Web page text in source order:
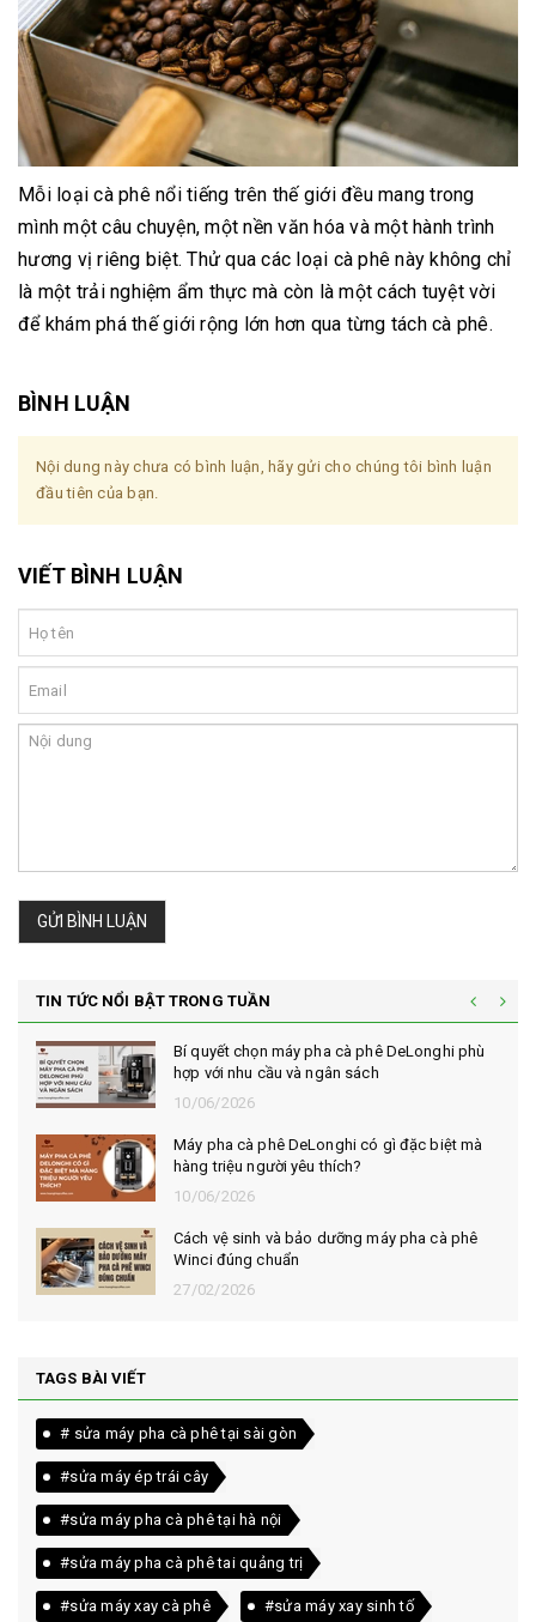
Mỗi loại cà phê nổi tiếng trên thế giới đều mang trong
mình một câu chuyện, một nền văn hóa và một hành trình
hương vị riêng biệt. Thử qua các loại cà phê này không chỉ
là một trải nghiệm ẩm thực mà còn là một cách tuyệt vời
để khám phá thế giới rộng lớn hơn qua từng tách cà phê.
BÌNH LUẬN
Nội dung này chưa có bình luận, hãy gửi cho chúng tôi bình luận
đầu tiên của bạn.
VIẾT BÌNH LUẬN
GỬI BÌNH LUẬN
TIN TỨC NỔI BẬT TRONG TUẦN
Bí quyết chọn máy pha cà phê DeLonghi phù
hợp với nhu cầu và ngân sách
10/06/2026
Máy pha cà phê DeLonghi có gì đặc biệt mà
hàng triệu người yêu thích?
10/06/2026
Cách vệ sinh và bảo dưỡng máy pha cà phê
Winci đúng chuẩn
27/02/2026
TAGS BÀI VIẾT
# sửa máy pha cà phê tại sài gòn
#sửa máy ép trái cây
#sửa máy pha cà phê tại hà nội
#sửa máy pha cà phê tai quảng trị
#sửa máy xay cà phê #sửa máy xay sinh tố